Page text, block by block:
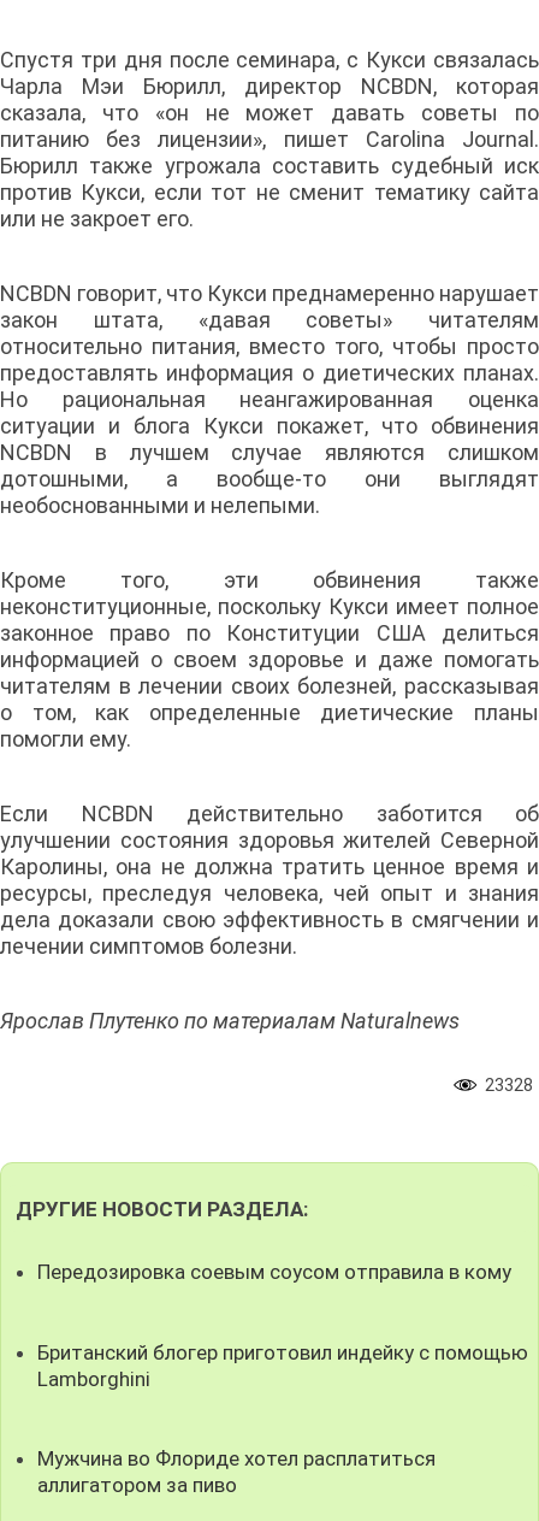
Спустя три дня после семинара, с Кукси связалась
Чарла Мэи Бюрилл, директор NCBDN, которая
сказала, что «он не может давать советы по
питанию без лицензии», пишет Carolina Journal.
Бюрилл также угрожала составить судебный иск
против Кукси, если тот не сменит тематику сайта
или не закроет его.
NCBDN говорит, что Кукси преднамеренно нарушает
закон штата, «давая советы» читателям
относительно питания, вместо того, чтобы просто
предоставлять информация о диетических планах.
Но рациональная неангажированная оценка
ситуации и блога Кукси покажет, что обвинения
NCBDN в лучшем случае являются слишком
дотошными, а вообще-то они выглядят
необоснованными и нелепыми.
Кроме того, эти обвинения также
неконституционные, поскольку Кукси имеет полное
законное право по Конституции США делиться
информацией о своем здоровье и даже помогать
читателям в лечении своих болезней, рассказывая
о том, как определенные диетические планы
помогли ему.
Если NCBDN действительно заботится об
улучшении состояния здоровья жителей Северной
Каролины, она не должна тратить ценное время и
ресурсы, преследуя человека, чей опыт и знания
дела доказали свою эффективность в смягчении и
лечении симптомов болезни.
Ярослав Плутенко по материалам Naturalnews
23328
ДРУГИЕ НОВОСТИ РАЗДЕЛА:
Передозировка соевым соусом отправила в кому
Британский блогер приготовил индейку с помощью
Lamborghini
Мужчина во Флориде хотел расплатиться
аллигатором за пиво